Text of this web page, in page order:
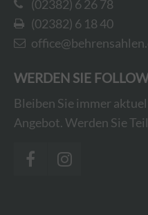
(02382) 6 26 78
(02382) 6 18 40
WERDEN SIE
Bleiben Sie immer
Angebot. Werden Sie